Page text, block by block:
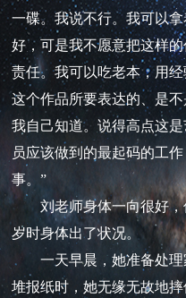
一碟。我说不行。我可以
好，可是我不愿意把这样
责任。我可以吃老本，用
这个作品所要表达的、是
我自己知道。说得高点这
员应该做到的最起码的工
事。”
刘老师身体一向很好，
岁时身体出了状况。
一天早晨，她准备处理
堆报纸时，她无缘无故地